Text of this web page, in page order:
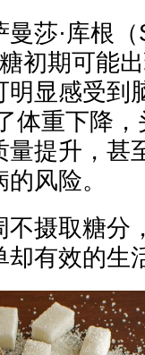
莎·库根
初期可能
显感受到
体重下降
提升，甚
风险。
摄取糖分
有效的生